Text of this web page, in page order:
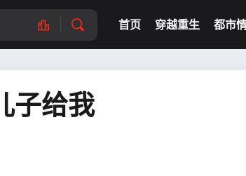
首页 穿越重生 都市
子给我